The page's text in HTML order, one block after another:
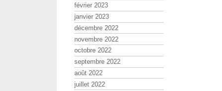
février 2023
janvier 2023
décembre 2022
novembre 2022
octobre 2022
septembre 2022
août 2022
juillet 2022